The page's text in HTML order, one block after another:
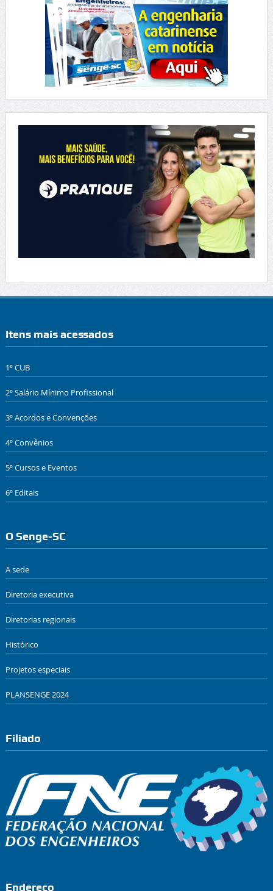
Itens mais acessados
1º CUB
2º Salário Mínimo Profissional
3º Acordos e Convenções
4º Convênios
5º Cursos e Eventos
6º Editais
O Senge-SC
A sede
Diretoria executiva
Diretorias regionais
Histórico
Projetos especiais
PLANSENGE 2024
Filiado
Endereço